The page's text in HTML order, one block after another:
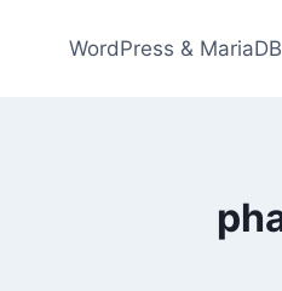
WordPress & MariaDB